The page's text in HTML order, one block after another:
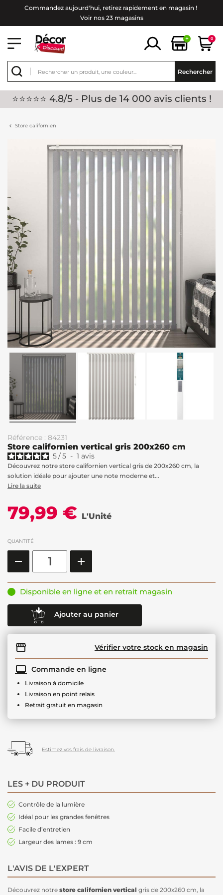
Commandez aujourd'hui, retirez rapidement en magasin !
Voir nos 23 magasins
+ 0
Rechercher
⭐⭐⭐⭐⭐ 4.8/5 - Plus de 14 000 avis clients !
Store californien
Référence : 84231
Store californien vertical gris 200x260 cm
5/5 - 1 avis
Découvrez notre store californien vertical gris de 200x260 cm, la
solution idéale pour ajouter une note moderne et...
Lire la suite
79,99 € L'Unité
QUANTITÉ
Disponible en ligne et en retrait magasin
Ajouter au panier
Vérifier votre stock en magasin
Commande en ligne
Livraison à domicile
Livraison en point relais
Retrait gratuit en magasin
Estimez vos frais de livraison.
LES + DU PRODUIT
Contrôle de la lumière
Idéal pour les grandes fenêtres
Facile d’entretien
Largeur des lames : 9 cm
L'AVIS DE L'EXPERT
Découvrez notre store californien vertical gris de 200x260 cm, la